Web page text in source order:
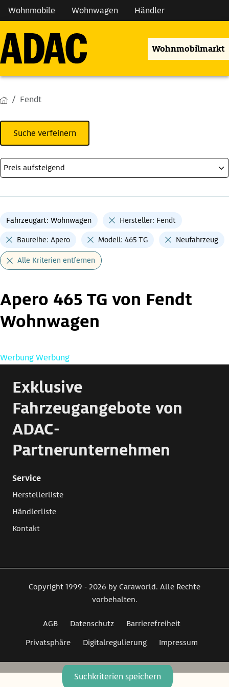
Wohnmobile Wohnwagen Händler
Wohnmobilmarkt
Fendt
Suche verfeinern
Suchkriterien speichern
Fahrzeugart: Wohnwagen Hersteller: Fendt
Baureihe: Apero Modell: 465 TG Neufahrzeug
Alle Kriterien entfernen
Apero 465 TG von Fendt
Wohnwagen
WerbungWerbung
Exklusive
Fahrzeugangebote von
ADAC-
Partnerunternehmen
Service
Herstellerliste
Händlerliste
Kontakt
Copyright 1999 - 2026 by Caraworld. Alle Rechte
vorbehalten.
AGB Datenschutz
Barrierefreiheit
Privatsphäre
Digitalregulierung Impressum